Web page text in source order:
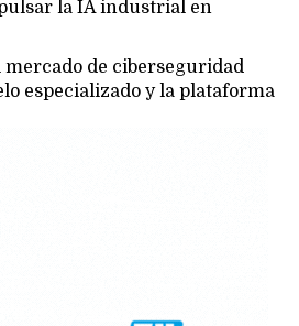
la IA industrial en
de ciberseguridad
especializado y la plataforma